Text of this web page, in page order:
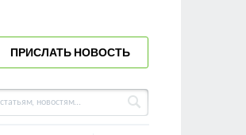
ПРИСЛАТЬ НОВОСТЬ